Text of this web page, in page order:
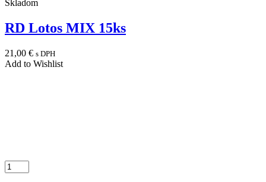
Skladom
RD Lotos MIX 15ks
21,00 € s DPH
Add to Wishlist